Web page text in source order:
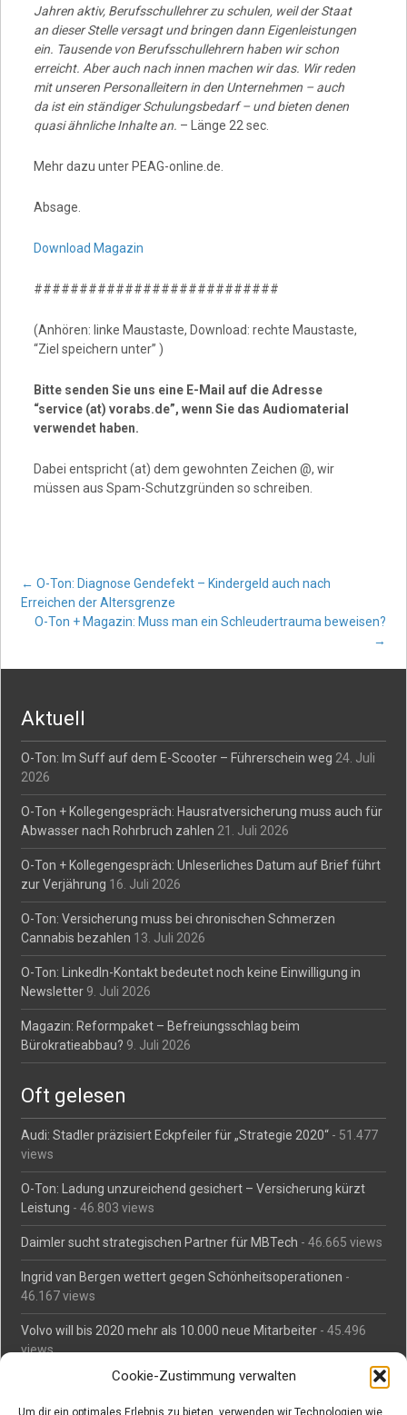
Cookie-Zustimmung verwalten
Um dir ein optimales Erlebnis zu bieten, verwenden wir Technologien wie
Jahren aktiv, Berufsschullehrer zu schulen, weil der Staat
an dieser Stelle versagt und bringen dann Eigenleistungen
ein. Tausende von Berufsschullehrern haben wir schon
erreicht. Aber auch nach innen machen wir das. Wir reden
mit unseren Personalleitern in den Unternehmen – auch
da ist ein ständiger Schulungsbedarf – und bieten denen
quasi ähnliche Inhalte an. – Länge 22 sec.
Mehr dazu unter PEAG-online.de.
Absage.
Download Magazin
###########################
(Anhören: linke Maustaste, Download: rechte Maustaste,
“Ziel speichern unter” )
Bitte senden Sie uns eine E-Mail auf die Adresse
“service (at) vorabs.de”, wenn Sie das Audiomaterial
verwendet haben.
Dabei entspricht (at) dem gewohnten Zeichen @, wir
müssen aus Spam-Schutzgründen so schreiben.
Post
navigation
← O-Ton: Diagnose Gendefekt – Kindergeld auch nach
Erreichen der Altersgrenze
O-Ton + Magazin: Muss man ein Schleudertrauma beweisen?
→
Aktuell
O-Ton: Im Suff auf dem E-Scooter – Führerschein weg 24. Juli
2026
O-Ton + Kollegengespräch: Hausratversicherung muss auch für
Abwasser nach Rohrbruch zahlen 21. Juli 2026
O-Ton + Kollegengespräch: Unleserliches Datum auf Brief führt
zur Verjährung 16. Juli 2026
O-Ton: Versicherung muss bei chronischen Schmerzen
Cannabis bezahlen 13. Juli 2026
O-Ton: LinkedIn-Kontakt bedeutet noch keine Einwilligung in
Newsletter 9. Juli 2026
Magazin: Reformpaket – Befreiungsschlag beim
Bürokratieabbau? 9. Juli 2026
Oft gelesen
Audi: Stadler präzisiert Eckpfeiler für „Strategie 2020“ - 51.477
views
O-Ton: Ladung unzureichend gesichert – Versicherung kürzt
Leistung - 46.803 views
Daimler sucht strategischen Partner für MBTech - 46.665 views
Ingrid van Bergen wettert gegen Schönheitsoperationen -
46.167 views
Volvo will bis 2020 mehr als 10.000 neue Mitarbeiter - 45.496
views
Mäßiges Interesse an Daimlers MBtech- 44.717 views